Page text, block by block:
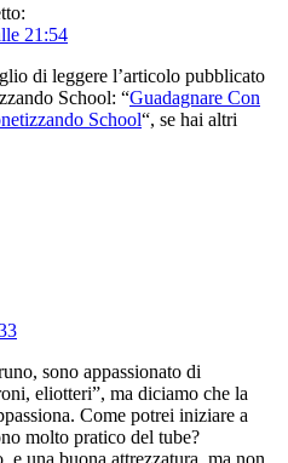
21:54
di leggere l’articolo pubblicato
School: “Guadagnare Con
School“, se hai altri
sono appassionato di
eliotteri”, ma diciamo che la
Come potrei iniziare a
molto pratico del tube?
e una buona attrezzatura, ma non